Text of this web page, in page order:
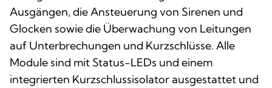
Ausgängen, die Ansteuerung von Sirenen und
Glocken sowie die Überwachung von Leitungen
auf Unterbrechungen und Kurzschlüsse. Alle
Module sind mit Status-LEDs und einem
integrierten Kurzschlussisolator ausgestattet und